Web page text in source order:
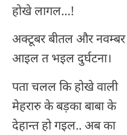
होखे लागल…!
अक्टूबर बीतल और नवम्बर
आइल त भइल दुर्घटना।
पता चलल कि होखे वाली
मेहरारु के बड़का बाबा के
देहान्त हो गइल.. अब का